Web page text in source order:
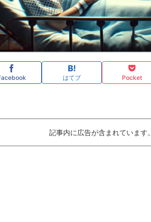
はてブ Pocket
記事内に広告が含まれています。